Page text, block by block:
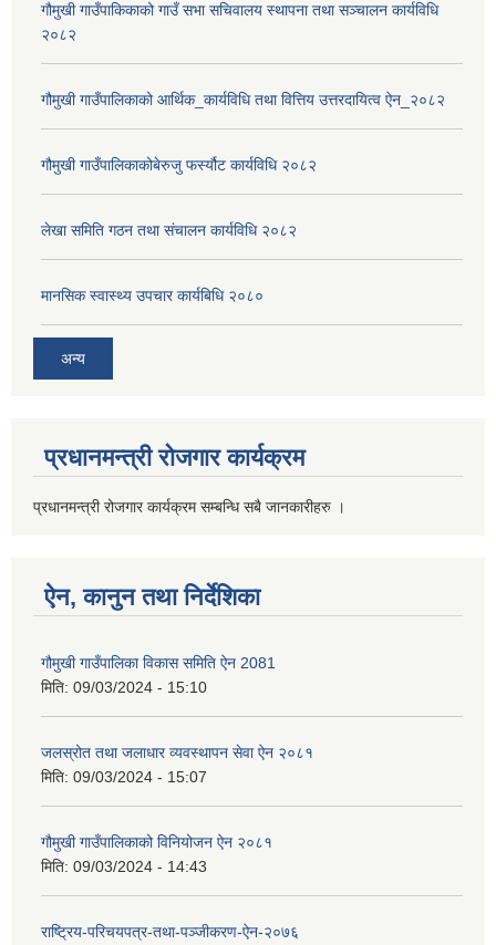
गौमुखी गाउँपाकिकाको गाउँ सभा सचिवालय स्थापना तथा सञ्चालन कार्यविधि
२०८२
गौमुखी गाउँपालिकाको आर्थिक_कार्यविधि तथा वित्तिय उत्तरदायित्व ऐन_२०८२
गौमुखी गाउँपालिकाकोबेरुजु फर्स्यौट कार्यविधि २०८२
लेखा समिति गठन तथा संचालन कार्यविधि २०८२
मानसिक स्वास्थ्य उपचार कार्यबिधि २०८०
अन्य
प्रधानमन्त्री रोजगार कार्यक्रम
प्रधानमन्त्री रोजगार कार्यक्रम सम्बन्धि सबै जानकारीहरु ।
ऐन, कानुन तथा निर्देशिका
गौमुखी गाउँपालिका विकास समिति ऐन 2081
मिति: 09/03/2024 - 15:10
जलस्रोत तथा जलाधार व्यवस्थापन सेवा ऐन २०८१
मिति: 09/03/2024 - 15:07
गौमुखी गाउँपालिकाको विनियोजन ऐन २०८१
मिति: 09/03/2024 - 14:43
राष्ट्रिय-परिचयपत्र-तथा-पञ्जीकरण-ऐन-२०७६